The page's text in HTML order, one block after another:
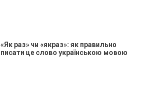
«Як раз» чи «якраз»: як правильно
писати це слово українською мовою